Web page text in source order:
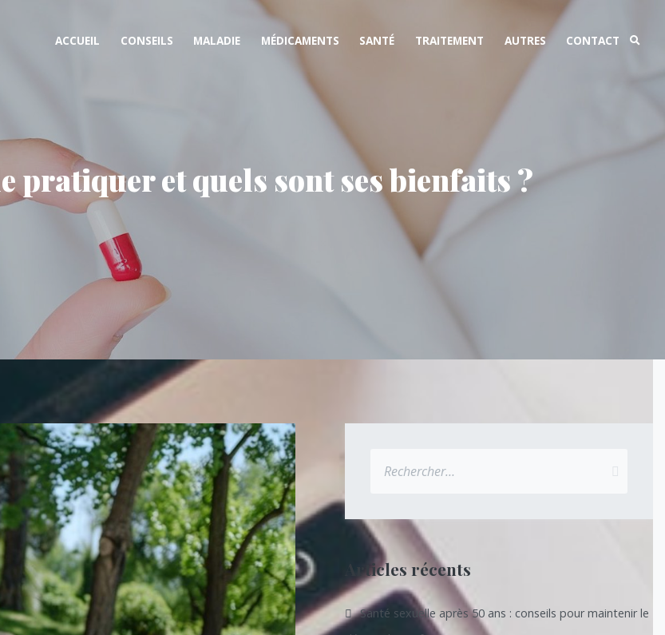
ACCUEIL CONSEILS MALADIE MÉDICAMENTS SANTÉ TRAITEMENT AUTRES CONTACT
pratiquer et quels sont ses bienfaits ?
Articles récents
Santé sexuelle après 50 ans : conseils pour maintenir le